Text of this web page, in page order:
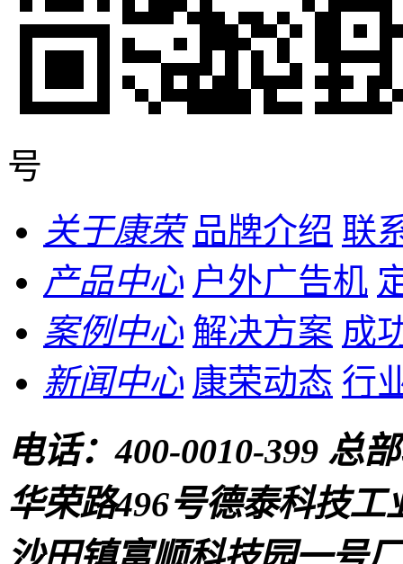
号
关于康荣 品牌介绍 联
产品中心 户外广告机
案例中心 解决方案 成
新闻中心 康荣动态 行
电话：400-0010-399 总
华荣路496号德泰科技工